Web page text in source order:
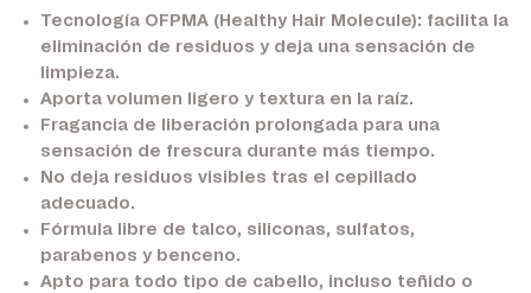
Tecnología OFPMA (Healthy Hair Molecule): facilita la
eliminación de residuos y deja una sensación de
limpieza.
Aporta volumen ligero y textura en la raíz.
Fragancia de liberación prolongada para una
sensación de frescura durante más tiempo.
No deja residuos visibles tras el cepillado
adecuado.
Fórmula libre de talco, siliconas, sulfatos,
parabenos y benceno.
Apto para todo tipo de cabello, incluso teñido o